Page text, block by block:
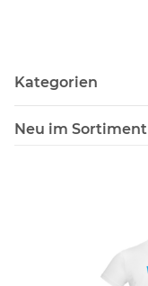
Kategorien
Neu im Sortiment